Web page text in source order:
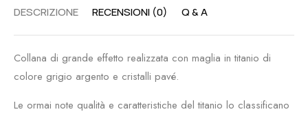
DESCRIZIONE RECENSIONI (0) Q & A
Collana di grande effetto realizzata con maglia in titanio di
colore grigio argento e cristalli pavé.
Le ormai note qualità e caratteristiche del titanio lo classificano